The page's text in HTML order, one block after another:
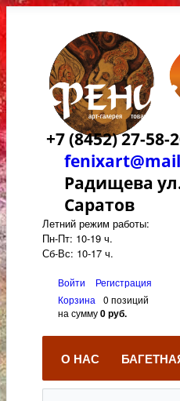
+7 (8452) 27-58-
Радищева
Саратов
Летний режим работы:
Пн-Пт: 10-19 ч.
Сб-Вс: 10-17 ч.
Войти
Регистрация
Корзина
0 позиций
на сумму0 руб.
О НАС